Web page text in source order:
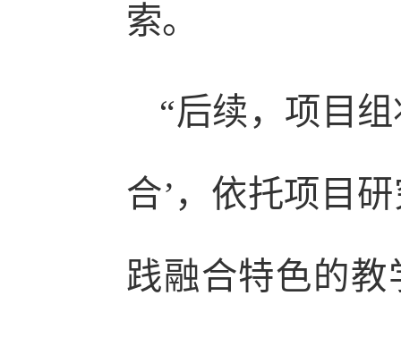
索。
“后续，项目
合’，依托项目
践融合特色的